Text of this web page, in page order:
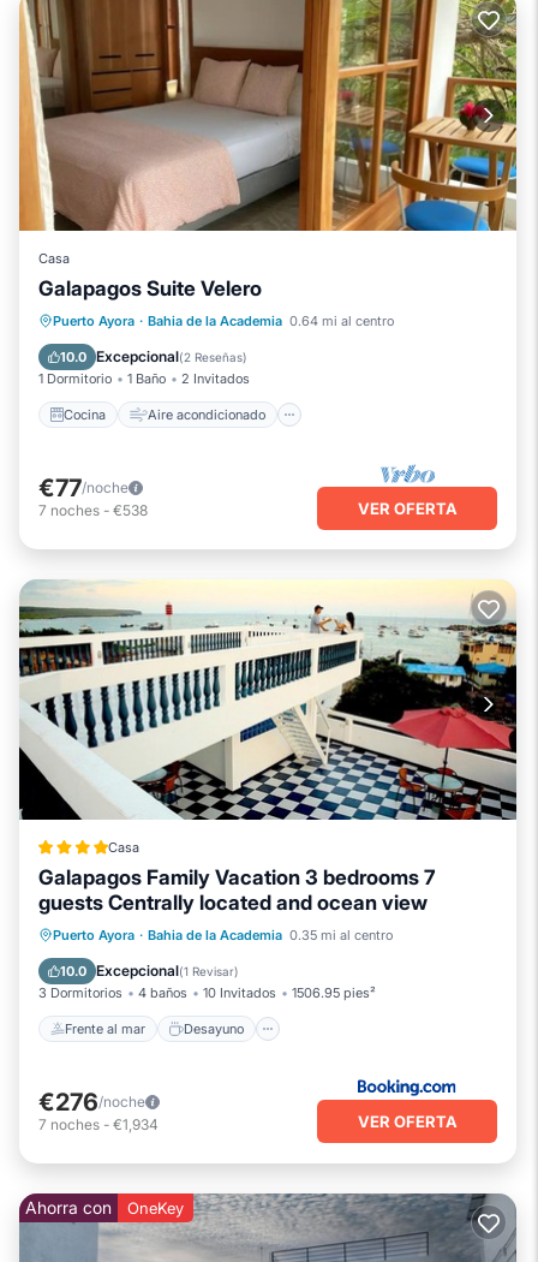
Casa
Galapagos Suite Velero
Puerto Ayora · Bahia de la Academia 0.64 mi al centro
10.0 Excepcional(2 Reseñas)
1 Dormitorio 1 Baño 2 Invitados
Cocina Aire acondicionado
Cocina Aire acondicionado
Internet
Apto para niños
€77/noche
7 noches - €538 VER OFERTA
Casa
Galapagos Family Vacation 3 bedrooms 7
guests Centrally located and ocean view
Puerto Ayora · Bahia de la Academia 0.35 mi al centro
10.0 Excepcional(1 Revisar)
3 Dormitorios 4 baños 10 Invitados 1506.95 pies²
Frente al mar Desayuno
Frente al mar
Desayuno
Vista al mar
€276/noche
7 noches - €1,934 VER OFERTA
Ahorra con OneKey